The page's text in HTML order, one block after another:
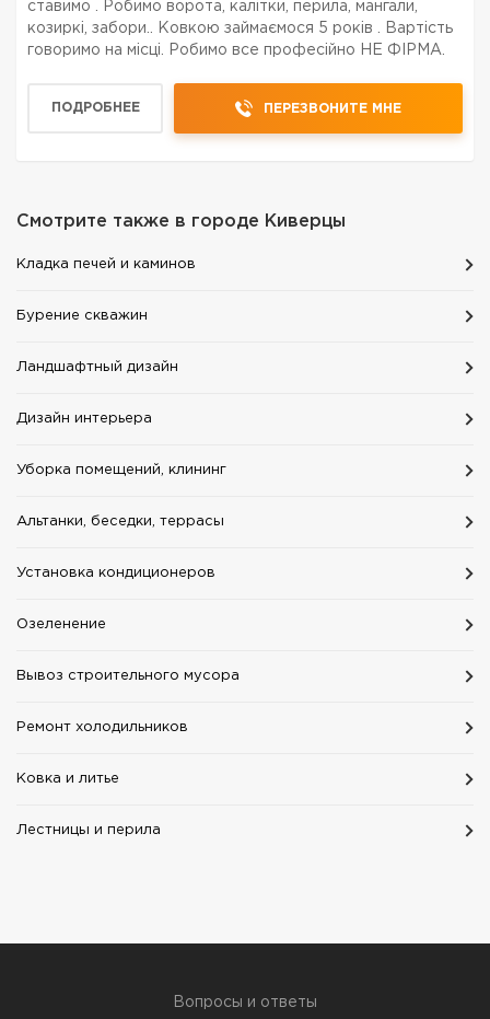
ставимо . Робимо ворота, калітки, перила, мангали,
козиркі, забори.. Ковкою займаємося 5 років . Вартість
говоримо на місці. Робимо все професійно НЕ ФІРМА.
ПОДРОБНЕЕ ПЕРЕЗВОНИТЕ МНЕ
Смотрите также в городе Киверцы
Кладка печей и каминов
Бурение скважин
Ландшафтный дизайн
Дизайн интерьера
Уборка помещений, клининг
Альтанки, беседки, террасы
Установка кондиционеров
Озеленение
Вывоз строительного мусора
Ремонт холодильников
Ковка и литье
Лестницы и перила
Вопросы и ответы